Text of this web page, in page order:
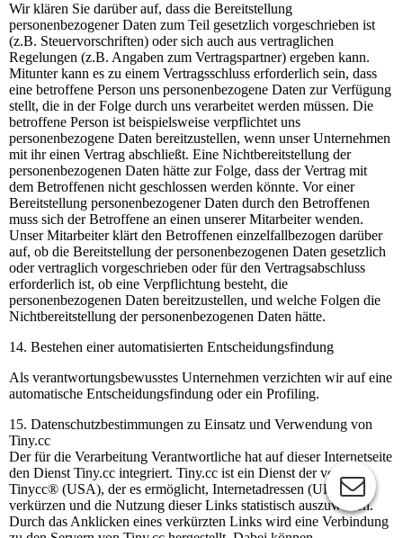
Wir klären Sie darüber auf, dass die Bereitstellung
personenbezogener Daten zum Teil gesetzlich vorgeschrieben ist
(z.B. Steuervorschriften) oder sich auch aus vertraglichen
Regelungen (z.B. Angaben zum Vertragspartner) ergeben kann.
Mitunter kann es zu einem Vertragsschluss erforderlich sein, dass
eine betroffene Person uns personenbezogene Daten zur Verfügung
stellt, die in der Folge durch uns verarbeitet werden müssen. Die
betroffene Person ist beispielsweise verpflichtet uns
personenbezogene Daten bereitzustellen, wenn unser Unternehmen
mit ihr einen Vertrag abschließt. Eine Nichtbereitstellung der
personenbezogenen Daten hätte zur Folge, dass der Vertrag mit
dem Betroffenen nicht geschlossen werden könnte. Vor einer
Bereitstellung personenbezogener Daten durch den Betroffenen
muss sich der Betroffene an einen unserer Mitarbeiter wenden.
Unser Mitarbeiter klärt den Betroffenen einzelfallbezogen darüber
auf, ob die Bereitstellung der personenbezogenen Daten gesetzlich
oder vertraglich vorgeschrieben oder für den Vertragsabschluss
erforderlich ist, ob eine Verpflichtung besteht, die
personenbezogenen Daten bereitzustellen, und welche Folgen die
Nichtbereitstellung der personenbezogenen Daten hätte.
14. Bestehen einer automatisierten Entscheidungsfindung
Als verantwortungsbewusstes Unternehmen verzichten wir auf eine
automatische Entscheidungsfindung oder ein Profiling.
15. Datenschutzbestimmungen zu Einsatz und Verwendung von
Tiny.cc
Der für die Verarbeitung Verantwortliche hat auf dieser Internetseite
den Dienst Tiny.cc integriert. Tiny.cc ist ein Dienst der von
Tinycc® (USA), der es ermöglicht, Internetadressen (URLs) zu
verkürzen und die Nutzung dieser Links statistisch auszuwerten.
Durch das Anklicken eines verkürzten Links wird eine Verbindung